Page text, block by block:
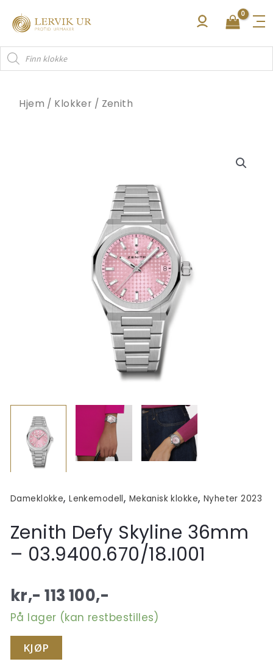
rett
innholdet
Products
search
Hjem / Klokker / Zenith
Dameklokke,Lenkemodell, Mekanisk klokke, Nyheter 2023
Zenith Defy Skyline 36mm
– 03.9400.670/18.I001
kr,- 113 100,-
På lager (kan restbestilles)
KJØP